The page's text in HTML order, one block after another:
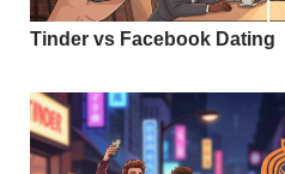
Tinder vs Facebook Dating